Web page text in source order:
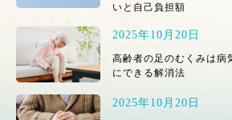
いと自己負担額
2025年10月20日
高齢者の足のむくみは病
にできる解消法
2025年10月20日